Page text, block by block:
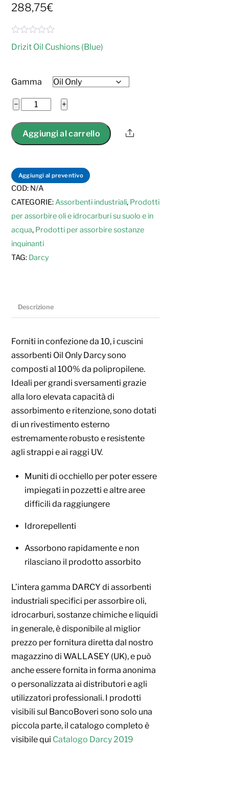
288,75€
a
a
o
0
u
5
Drizit Oil Cushions (Blue)
Gamma
−
Cuscini
Only
Darcy
assorbire
oli
e
idrocarburi
su
suolo
e
+
Aggiungi al carrello Share
Aggiungi al preventivo
COD: N/A
CATEGORIE:Assorbenti industriali, Prodotti
per assorbire oli e idrocarburi su suolo e in
acqua, Prodotti per assorbire sostanze
inquinanti
TAG: Darcy
Descrizione
Forniti in confezione da 10, i cuscini
assorbenti Oil Only Darcy sono
composti al 100% da polipropilene.
Ideali per grandi sversamenti grazie
alla loro elevata capacità di
assorbimento e ritenzione, sono dotati
di un rivestimento esterno
estremamente robusto e resistente
agli strappi e ai raggi UV.
Muniti di occhiello per poter essere
impiegati in pozzetti e altre aree
difficili da raggiungere
Idrorepellenti
Assorbono rapidamente e non
rilasciano il prodotto assorbito
L’intera gamma DARCY di assorbenti
industriali specifici per assorbire oli,
idrocarburi, sostanze chimiche e liquidi
in generale, è disponibile al miglior
prezzo per fornitura diretta dal nostro
magazzino di WALLASEY (UK), e può
anche essere fornita in forma anonima
o personalizzata ai distributori e agli
utilizzatori professionali. I prodotti
visibili sul BancoBoveri sono solo una
piccola parte, il catalogo completo è
visibile qui Catalogo Darcy 2019